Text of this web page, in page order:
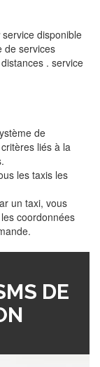
service disponible
de services
. service
de
liés à la
les taxis les
un taxi, vous
coordonnées
DE